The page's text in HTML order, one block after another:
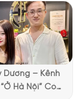
Dương – Kênh
Hà Nội” Có